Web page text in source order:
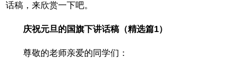
话稿，来欣赏一下吧。
庆祝元旦的国旗下讲话稿（精选篇1）
尊敬的老师亲爱的同学们：